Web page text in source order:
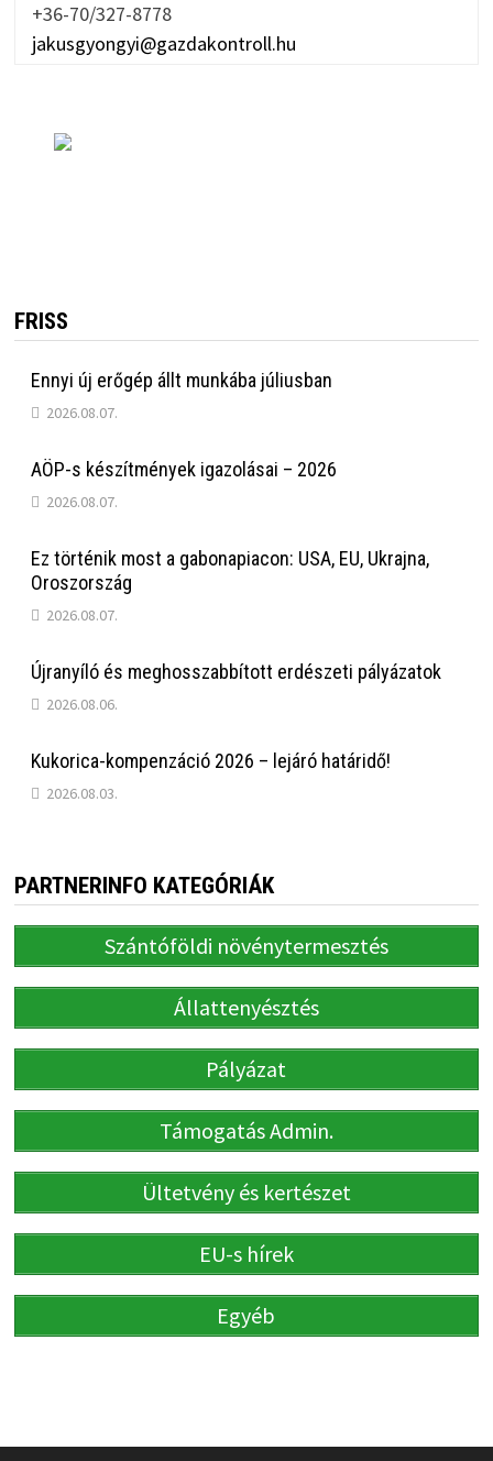
+36-70/327-8778
jakusgyongyi@gazdakontroll.hu
FRISS
Ennyi új erőgép állt munkába júliusban
2026.08.07.
AÖP-s készítmények igazolásai – 2026
2026.08.07.
Ez történik most a gabonapiacon: USA, EU, Ukrajna,
Oroszország
2026.08.07.
Újranyíló és meghosszabbított erdészeti pályázatok
2026.08.06.
Kukorica-kompenzáció 2026 – lejáró határidő!
2026.08.03.
PARTNERINFO KATEGÓRIÁK
Szántóföldi növénytermesztés
Állattenyésztés
Pályázat
Támogatás Admin.
Ültetvény és kertészet
EU-s hírek
Egyéb